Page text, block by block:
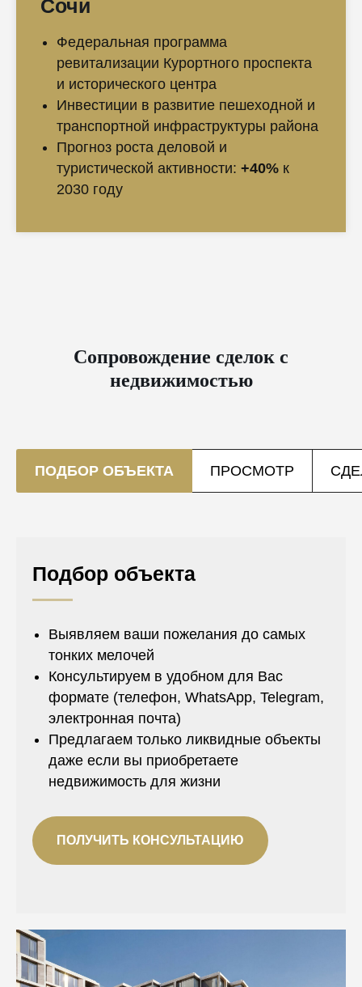
Сочи
Федеральная программа
ревитализации Курортного проспекта
и исторического центра
Инвестиции в развитие пешеходной и
транспортной инфраструктуры района
Прогноз роста деловой и
туристической активности: +40% к
2030 году
Сопровождение сделок с
недвижимостью
ПОДБОР ОБЪЕКТА ПРОСМОТР
Подбор объекта
Выявляем ваши пожелания до самых
тонких мелочей
Консультируем в удобном для Вас
формате (телефон, WhatsApp, Telegram,
электронная почта)
Предлагаем только ликвидные объекты
даже если вы приобретаете
недвижимость для жизни
ПОЛУЧИТЬ КОНСУЛЬТАЦИЮ